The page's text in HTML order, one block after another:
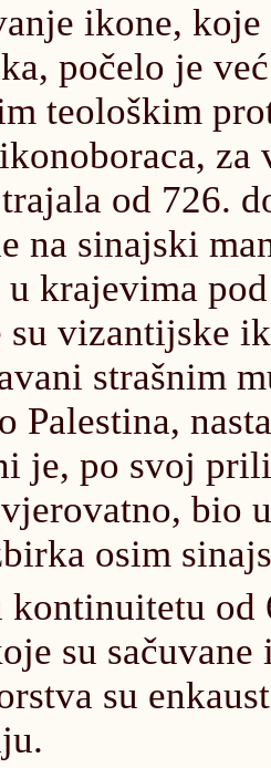
ikone,
počelo je
teološkim
od 726.
na sinajski
krajevima
su vizantijske
strašnim
Palestina,
je, po svoj
bio
osim
kontinuitetu od
su
su